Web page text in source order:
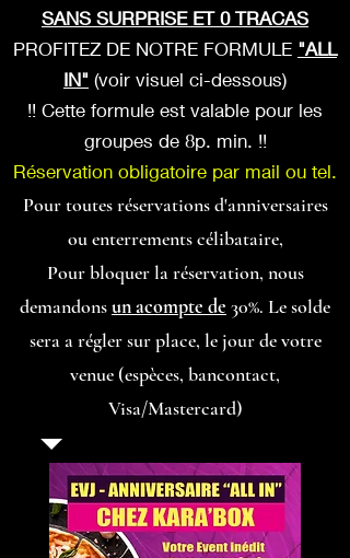
SANS SURPRISE ET 0 TRACAS
PROFITEZ DE NOTRE FORMULE "ALL
IN" (voir visuel ci-dessous)
!! Cette formule est valable pour les
groupes de 8p. min. !!
Réservation obligatoire par mail ou tel.
Pour toutes réservations d'anniversaires
ou enterrements célibataire,
Pour bloquer la réservation, nous
demandonsun acompte de 30%. Le solde
sera a régler sur place, le jour de votre
venue (espèces, bancontact,
Visa/Mastercard)